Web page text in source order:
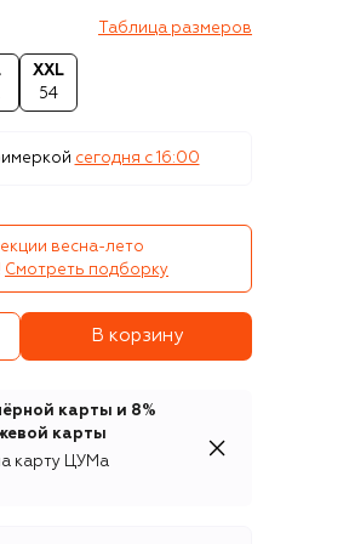
Таблица размеров
XXL
54
сегодня c 16:00
весна-лето
Смотреть подборку
В корзину
карты и 8%
карты
карту ЦУМа